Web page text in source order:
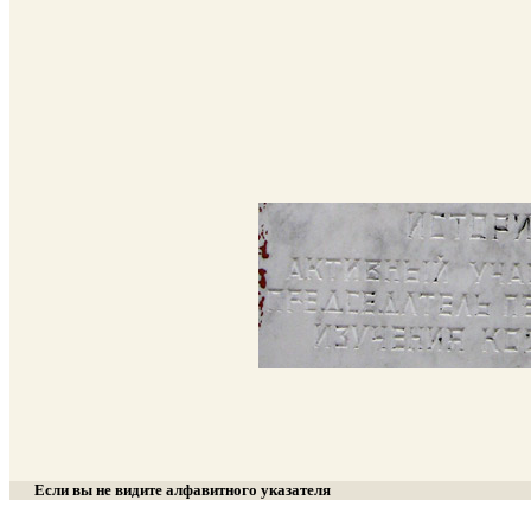
Если вы не видите алфавитного указателя